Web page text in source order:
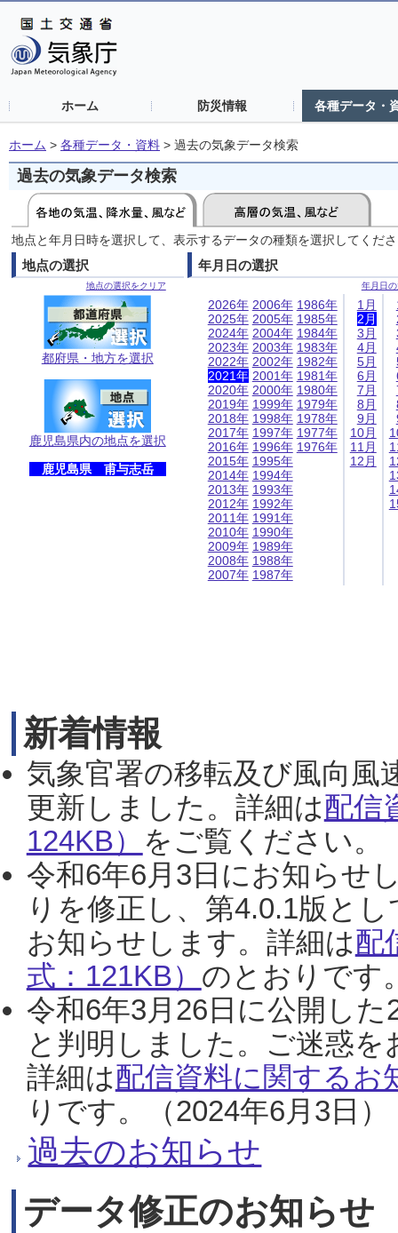
ホーム 防災情報 各種データ・
ホーム > 各種データ・資料 > 過去の気象データ検索
過去の気象データ検索
地点と年月日時を選択して、表示するデータの種類を選択してくだ
地点の選択
地点の選択をクリア
都府県・地方を選択
鹿児島県内の地点を選択
鹿児島県 甫与志岳
年月日の選択
年月日
2026年
2025年
2024年
2023年
2022年
2021年
2020年
2019年
2018年
2017年
2016年
2015年
2014年
2013年
2012年
2011年
2010年
2009年
2008年
2007年
2006年
2005年
2004年
2003年
2002年
2001年
2000年
1999年
1998年
1997年
1996年
1995年
1994年
1993年
1992年
1991年
1990年
1989年
1988年
1987年
1986年
1985年
1984年
1983年
1982年
1981年
1980年
1979年
1978年
1977年
1976年
1月
2月
3月
4月
5月
6月
7月
8月
9月
10月
11月
12月
新着情報
気象官署の移転及び風向風
更新しました。詳細は配信
124KB） をご覧ください。
令和6年6月3日にお知らせ
りを修正し、第4.0.1版と
お知らせします。詳細は配
式：121KB） のとおりです
令和6年3月26日に公開し
と判明しました。ご迷惑
詳細は配信資料に関するお
りです。（2024年6月3日）
過去のお知らせ
データ修正のお知らせ